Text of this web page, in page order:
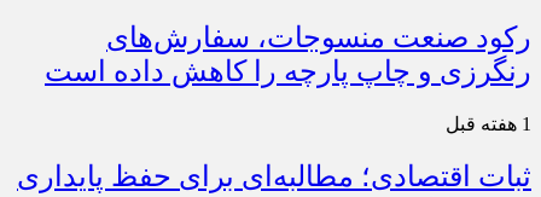
رکود صنعت منسوجات، سفارش‌های
رنگرزی و چاپ پارچه را کاهش داده است
1 هفته قبل
ثبات اقتصادی؛ مطالبه‌ای برای حفظ پایداری